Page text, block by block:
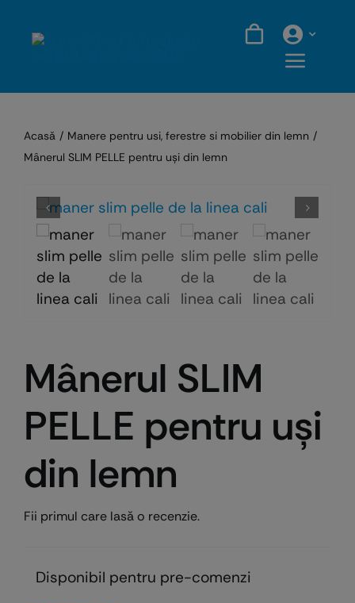
Acasă
Manere pentru usi, ferestre si mobilier din lemn
Mânerul SLIM PELLE pentru uşi din lemn
Mânerul SLIM
PELLE pentru uşi
din lemn
Fii primul care lasă o recenzie.
Disponibil pentru pre-comenzi